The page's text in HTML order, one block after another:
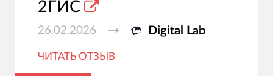
2ГИС
26.02.2026 Digital Lab
ЧИТАТЬ ОТЗЫВ